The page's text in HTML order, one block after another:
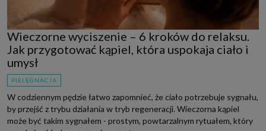
Wieczorne wyciszenie – 6 kroków do relaksu.
Jak przygotować kąpiel, która uspokaja ciało i
umysł
PIELĘGNACJA
W codziennym pędzie łatwo zapomnieć, że ciało potrzebuje sygnału,
by przejść z trybu działania w tryb regeneracji. Wieczorna kąpiel
może być takim sygnałem - prostym, powtarzalnym rytuałem, który